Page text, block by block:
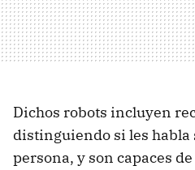
Dichos robots incluyen
distinguiendo si les habla
persona, y son capaces